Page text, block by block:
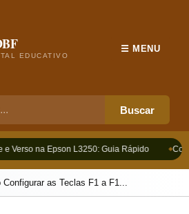
EDUCATIVO
Buscar
☰ MENU
Verso na Epson L3250: Guia Rápido
Configurar as Teclas F1 a F1...